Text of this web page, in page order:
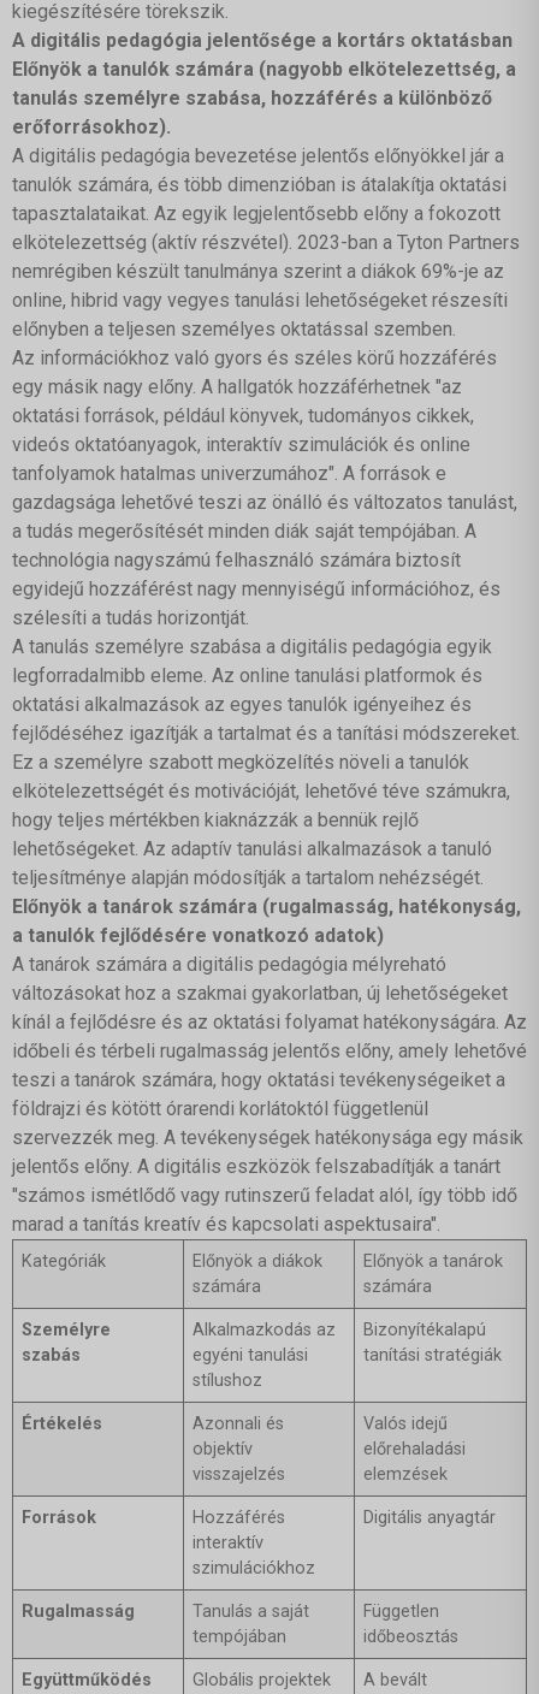
kiegészítésére törekszik.
A digitális pedagógia jelentősége a kortárs oktatásban
Előnyök a tanulók számára (nagyobb elkötelezettség, a
tanulás személyre szabása, hozzáférés a különböző
erőforrásokhoz).
A digitális pedagógia bevezetése jelentős előnyökkel jár a
tanulók számára, és több dimenzióban is átalakítja oktatási
tapasztalataikat. Az egyik legjelentősebb előny a fokozott
elkötelezettség (aktív részvétel). 2023-ban a Tyton Partners
nemrégiben készült tanulmánya szerint a diákok 69%-je az
online, hibrid vagy vegyes tanulási lehetőségeket részesíti
előnyben a teljesen személyes oktatással szemben.
Az információkhoz való gyors és széles körű hozzáférés
egy másik nagy előny. A hallgatók hozzáférhetnek "az
oktatási források, például könyvek, tudományos cikkek,
videós oktatóanyagok, interaktív szimulációk és online
tanfolyamok hatalmas univerzumához". A források e
gazdagsága lehetővé teszi az önálló és változatos tanulást,
a tudás megerősítését minden diák saját tempójában. A
technológia nagyszámú felhasználó számára biztosít
egyidejű hozzáférést nagy mennyiségű információhoz, és
szélesíti a tudás horizontját.
A tanulás személyre szabása a digitális pedagógia egyik
legforradalmibb eleme. Az online tanulási platformok és
oktatási alkalmazások az egyes tanulók igényeihez és
fejlődéséhez igazítják a tartalmat és a tanítási módszereket.
Ez a személyre szabott megközelítés növeli a tanulók
elkötelezettségét és motivációját, lehetővé téve számukra,
hogy teljes mértékben kiaknázzák a bennük rejlő
lehetőségeket. Az adaptív tanulási alkalmazások a tanuló
teljesítménye alapján módosítják a tartalom nehézségét.
Előnyök a tanárok számára (rugalmasság, hatékonyság,
a tanulók fejlődésére vonatkozó adatok)
A tanárok számára a digitális pedagógia mélyreható
változásokat hoz a szakmai gyakorlatban, új lehetőségeket
kínál a fejlődésre és az oktatási folyamat hatékonyságára. Az
időbeli és térbeli rugalmasság jelentős előny, amely lehetővé
teszi a tanárok számára, hogy oktatási tevékenységeiket a
földrajzi és kötött órarendi korlátoktól függetlenül
szervezzék meg. A tevékenységek hatékonysága egy másik
jelentős előny. A digitális eszközök felszabadítják a tanárt
"számos ismétlődő vagy rutinszerű feladat alól, így több idő
marad a tanítás kreatív és kapcsolati aspektusaira".
Kategóriák
Előnyök a diákok
számára
Előnyök a tanárok
számára
Személyre
szabás
Alkalmazkodás az
egyéni tanulási
stílushoz
Bizonyítékalapú
tanítási stratégiák
Értékelés
Azonnali és
objektív
visszajelzés
Valós idejű
előrehaladási
elemzések
Források
Hozzáférés
interaktív
szimulációkhoz
Digitális anyagtár
Rugalmasság
Tanulás a saját
tempójában
Független
időbeosztás
Együttműködés
Globális projektek
A bevált